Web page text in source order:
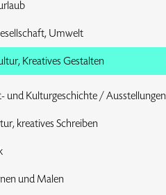
Umwelt
Kreatives Gestalten
und Kulturgeschichte / Ausstellungen
kreatives Schreiben
und Malen